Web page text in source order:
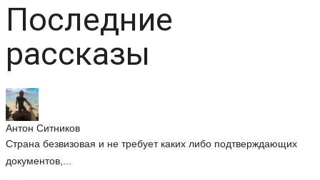
Последние
рассказы
Антон Ситников
Страна безвизовая и не требует каких либо подтверждающих
документов,...